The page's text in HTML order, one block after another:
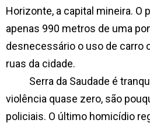
Horizonte, a capital mineira. O
apenas 990 metros de uma
desnecessário o uso de carro
ruas da cidade.
Serra da Saudade é
violência quase zero, são
policiais. O último homicídio